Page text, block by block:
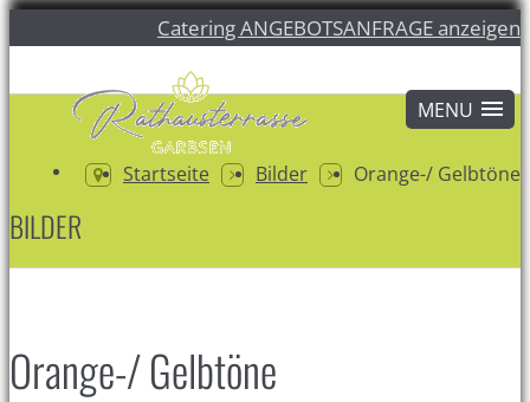
Catering ANGEBOTSANFRAGE anzeigen
Startseite Bilder Orange-/ Gelbtöne
BILDER
Orange-/ Gelbtöne